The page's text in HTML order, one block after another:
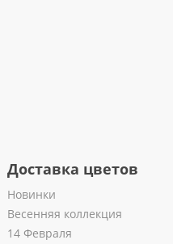
Доставка цветов
Новинки
Весенняя коллекция
14 Февраля